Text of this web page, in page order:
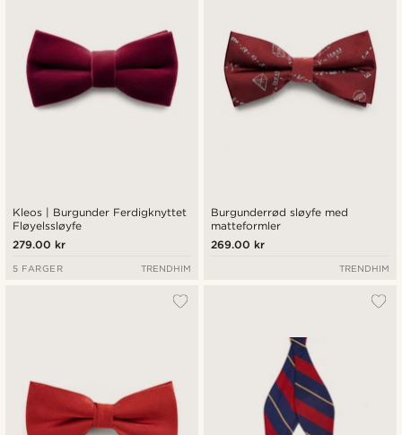
Kleos | Burgunder Ferdigknyttet
Fløyelssløyfe
279.00 kr
5 FARGER TRENDHIM
Burgunderrød sløyfe med
matteformler
269.00 kr
TRENDHIM